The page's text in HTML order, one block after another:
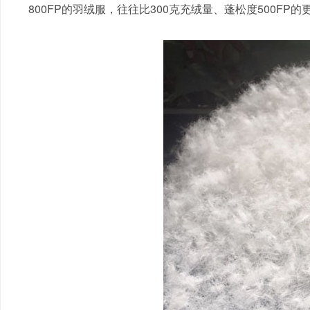
800FP的羽绒服，往往比300克充绒量、蓬松度500FP的